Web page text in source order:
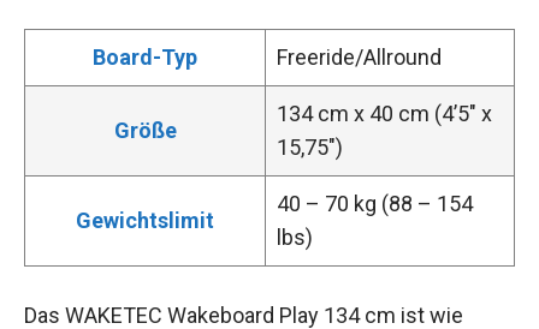
Board-Typ Freeride/Allround
Größe
134 cm x 40 cm (4’5″ x
15,75″)
Gewichtslimit
40 – 70 kg (88 – 154
lbs)
Das WAKETEC Wakeboard Play 134 cm ist wie